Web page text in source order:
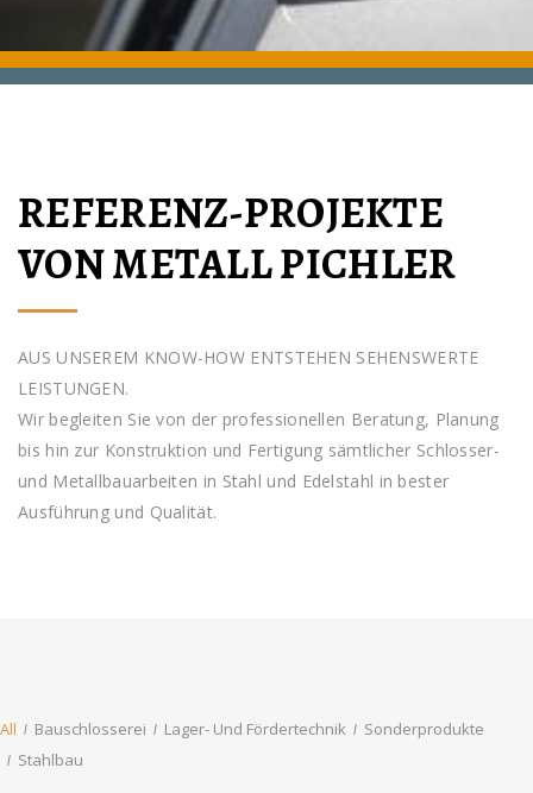
REFERENZ-PROJEKTE
VON METALL PICHLER
AUS UNSEREM KNOW-HOW ENTSTEHEN SEHENSWERTE
LEISTUNGEN.
Wir begleiten Sie von der professionellen Beratung, Planung
bis hin zur Konstruktion und Fertigung sämtlicher Schlosser-
und Metallbauarbeiten in Stahl und Edelstahl in bester
Ausführung und Qualität.
All Bauschlosserei Lager- Und Fördertechnik
Sonderprodukte
Stahlbau